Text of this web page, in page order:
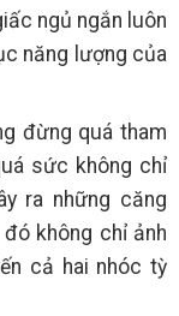
ngủ ngắn luôn
năng lượng của
đừng quá tham
sức không chỉ
ra những căng
không chỉ ảnh
cả hai nhóc tỳ